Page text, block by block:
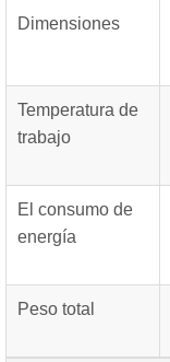
Dimensiones
Temperatura de
trabajo
El consumo de
energía
Peso total